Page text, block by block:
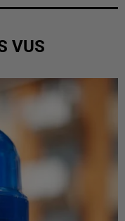
VUS